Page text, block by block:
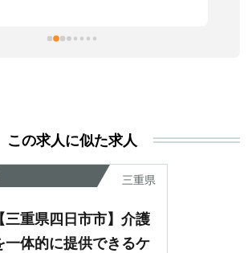
が
この求人に似た求人
三重県
【三重県四日市市】介護
一体的に提供できるケ